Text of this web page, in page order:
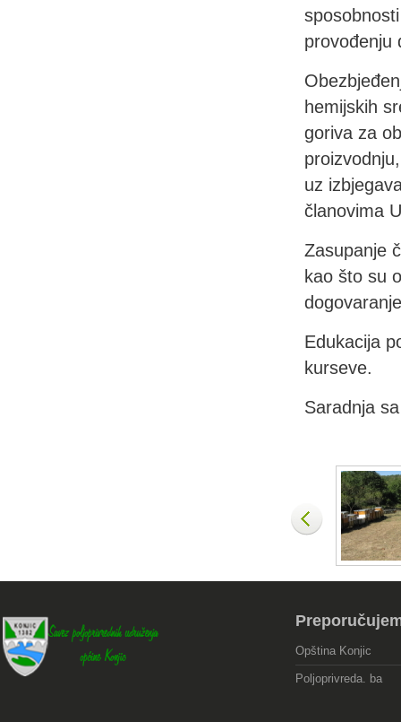
provođenju
hemijskih
goriva za
uz
članovima
Zasupanje
kao što su
Edukacija
kurseve.
Saradnja
Opština Konjic
Poljoprivreda. ba